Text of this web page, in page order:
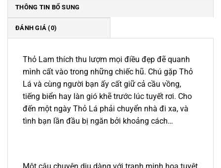
THÔNG TIN BỔ SUNG
ĐÁNH GIÁ (0)
Thỏ Lam thích thu lượm mọi điều đẹp đẽ quanh
mình cất vào trong những chiếc hũ. Chú gặp Thỏ
Lá và cùng người bạn ấy cất giữ cả cầu vồng,
tiếng biển hay làn gió khẽ trước lúc tuyết rơi. Cho
đến một ngày Thỏ Lá phải chuyển nhà đi xa, và
tình bạn lần đầu bị ngăn bởi khoảng cách…